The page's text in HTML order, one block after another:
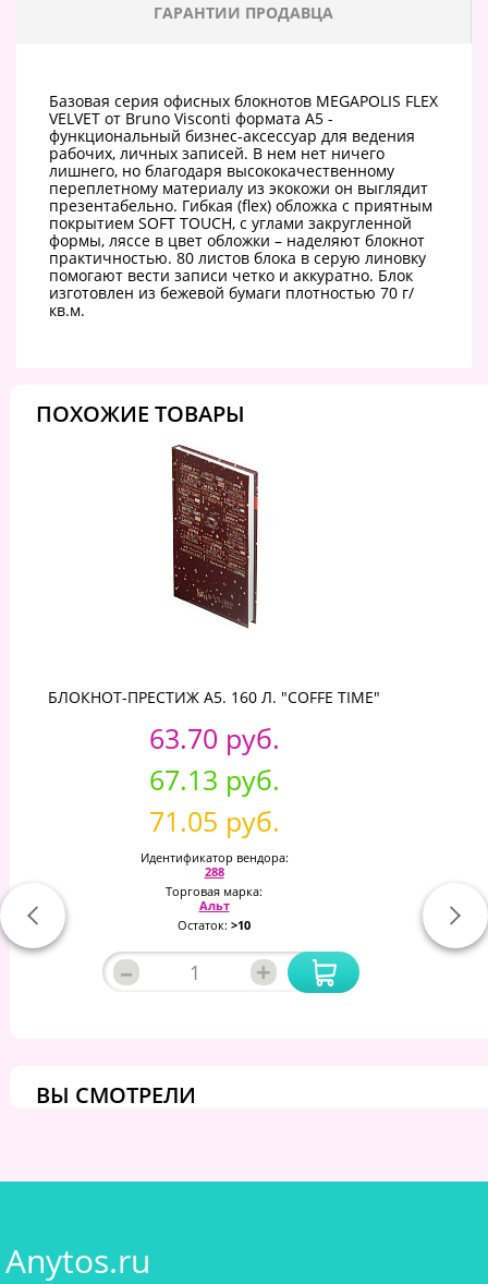
ГАРАНТИИ ПРОДАВЦА
Базовая серия офисных блокнотов MEGAPOLIS FLEX
VELVET от Bruno Visconti формата А5 -
функциональный бизнес-аксессуар для ведения
рабочих, личных записей. В нем нет ничего
лишнего, но благодаря высококачественному
переплетному материалу из экокожи он выглядит
презентабельно. Гибкая (flex) обложка с приятным
покрытием SOFT TOUCH, с углами закругленной
формы, ляссе в цвет обложки – наделяют блокнот
практичностью. 80 листов блока в серую линовку
помогают вести записи четко и аккуратно. Блок
изготовлен из бежевой бумаги плотностью 70 г/
кв.м.
ПОХОЖИЕ ТОВАРЫ
БЛОКНОТ-ПРЕСТИЖ А5. 160 Л. "COFFE TIME"
63.70 руб.
67.13 руб.
71.05 руб.
Идентификатор вендора:
288
Торговая марка:
Альт
Остаток: >10
– +
ВЫ СМОТРЕЛИ
Anytos.ru